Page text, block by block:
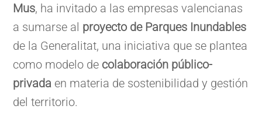
Mus, ha invitado a las empresas valencianas
a sumarse al proyecto de Parques Inundables
de la Generalitat, una iniciativa que se plantea
como modelo de colaboración público-
privada en materia de sostenibilidad y gestión
del territorio.